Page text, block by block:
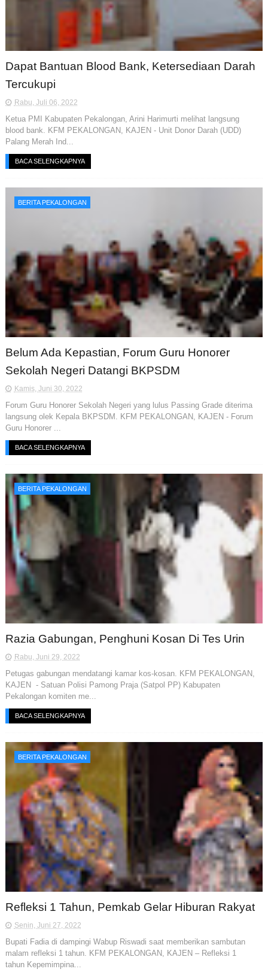
Dapat Bantuan Blood Bank, Ketersediaan Darah
Tercukupi
Rabu, Juli 06, 2022
Ketua PMI Kabupaten Pekalongan, Arini Harimurti melihat langsung
blood bank. KFM PEKALONGAN, KAJEN - Unit Donor Darah (UDD)
Palang Merah Ind...
BACA SELENGKAPNYA
BERITA PEKALONGAN
Belum Ada Kepastian, Forum Guru Honorer
Sekolah Negeri Datangi BKPSDM
Kamis, Juni 30, 2022
Forum Guru Honorer Sekolah Negeri yang lulus Passing Grade diterima
langsung olek Kepala BKPSDM. KFM PEKALONGAN, KAJEN - Forum
Guru Honorer ...
BACA SELENGKAPNYA
BERITA PEKALONGAN
Razia Gabungan, Penghuni Kosan Di Tes Urin
Rabu, Juni 29, 2022
Petugas gabungan mendatangi kamar kos-kosan. KFM PEKALONGAN,
KAJEN - Satuan Polisi Pamong Praja (Satpol PP) Kabupaten
Pekalongan komiten me...
BACA SELENGKAPNYA
BERITA PEKALONGAN
Refleksi 1 Tahun, Pemkab Gelar Hiburan Rakyat
Senin, Juni 27, 2022
Bupati Fadia di dampingi Wabup Riswadi saat memberikan sambutan
malam refleksi 1 tahun. KFM PEKALONGAN, KAJEN – Refleksi 1
tahun Kepemimpina...